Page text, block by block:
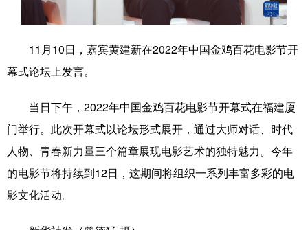
城市 旅游 能源 会展
彩票 娱乐 时尚 悦读
公益
文化产业
地方频道
北京
11月10日，嘉宾黄建新在2022年中国金鸡百花电影节开
幕式论坛上发言。
当日下午，2022年中国金鸡百花电影节开幕式在福建厦
门举行。此次开幕式以论坛形式展开，通过大师对话、时代
人物、青春新力量三个篇章展现电影艺术的独特魅力。今年
的电影节将持续到12日，这期间将组织一系列丰富多彩的电
影文化活动。